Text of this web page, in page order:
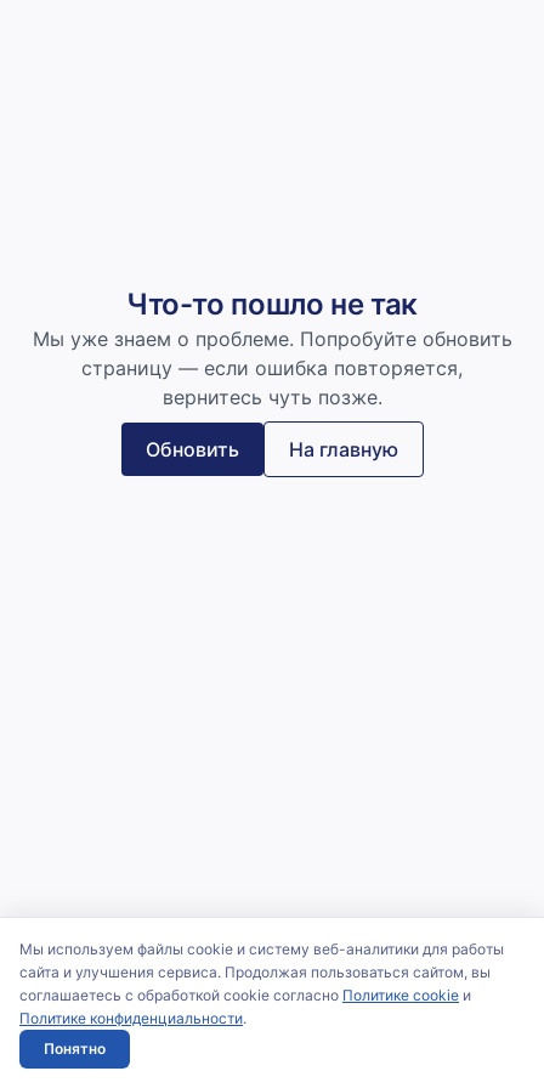
Что-то пошло не так
Мы уже знаем о проблеме. Попробуйте обновить
страницу — если ошибка повторяется,
вернитесь чуть позже.
Обновить На главную
Мы используем файлы cookie и систему веб-аналитики для работы
сайта и улучшения сервиса. Продолжая пользоваться сайтом, вы
соглашаетесь с обработкой cookie согласно Политике cookie и
Политике конфиденциальности.
Понятно